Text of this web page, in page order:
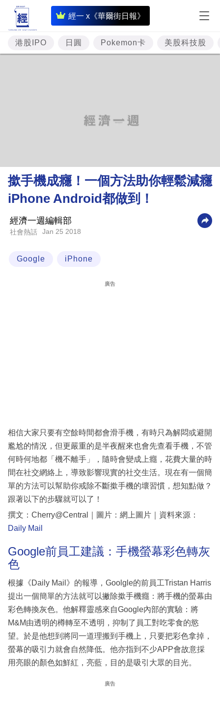
經一 x《華爾街日報》
即
時
財
經
理
財
商
業
科
區
港股IPO 日圓 Pokemon卡 美股科技股
撳手機成癮！一個方法助你輕鬆減癮
iPhone Android都做到！
經濟一週編輯部
社會熱話 Jan 25 2018
Google iPhone
廣告
相信大家只要有空餘時間都會滑手機，有時只為解悶或避開
尷尬的情況，但更嚴重的是半夜醒來也會先查看手機，不管
何時何地都「機不離手」，隨時會變成上癮，花費大量的時
間在社交網絡上，導致影響現實的社交生活。現在有一個簡
單的方法可以幫助你戒除不斷撳手機的壞習慣，想知點做？
跟著以下的步驟就可以了！
撰文：Cherry@Central｜圖片：網上圖片｜資料來源：
Daily Mail
Google前員工建議：手機螢幕彩色轉灰
色
根據《Daily Mail》的報導，Goolgle的前員工Tristan Harris
提出一個簡單的方法就可以撇除撳手機癮：將手機的螢幕由
彩色轉換灰色。他解釋靈感來自Google內部的實驗：將
M&M由透明的樽轉至不透明，抑制了員工對吃零食的慾
望。於是他想到將同一道理搬到手機上，只要把彩色拿掉，
螢幕的吸引力就會自然降低。他亦指到不少APP會故意採
用亮眼的顏色如鮮紅，亮藍，目的是吸引大眾的目光。
廣告